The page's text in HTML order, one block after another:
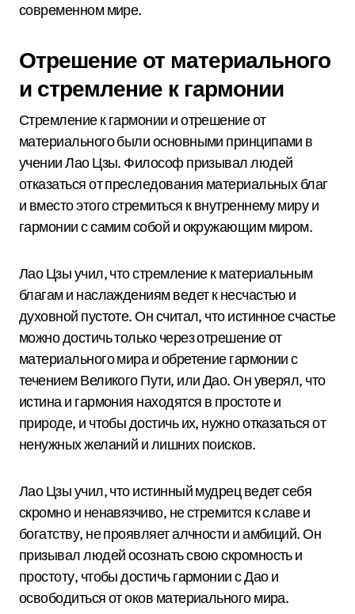
современном мире.
Отрешение от материального
и стремление к гармонии
Стремление к гармонии и отрешение от
материального были основными принципами в
учении Лао Цзы. Философ призывал людей
отказаться от преследования материальных благ
и вместо этого стремиться к внутреннему миру и
гармонии с самим собой и окружающим миром.
Лао Цзы учил, что стремление к материальным
благам и наслаждениям ведет к несчастью и
духовной пустоте. Он считал, что истинное счастье
можно достичь только через отрешение от
материального мира и обретение гармонии с
течением Великого Пути, или Дао. Он уверял, что
истина и гармония находятся в простоте и
природе, и чтобы достичь их, нужно отказаться от
ненужных желаний и лишних поисков.
Лао Цзы учил, что истинный мудрец ведет себя
скромно и ненавязчиво, не стремится к славе и
богатству, не проявляет алчности и амбиций. Он
призывал людей осознать свою скромность и
простоту, чтобы достичь гармонии с Дао и
освободиться от оков материального мира.